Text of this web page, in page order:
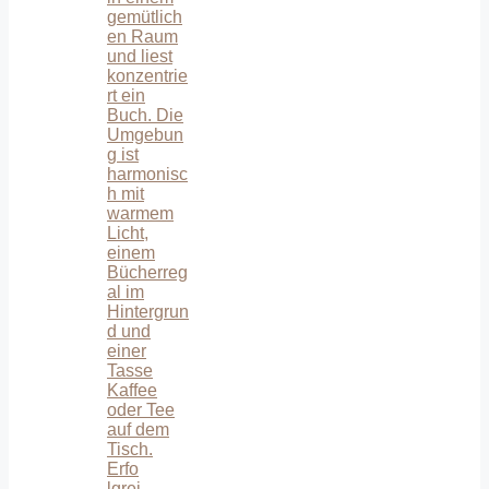
Erfo